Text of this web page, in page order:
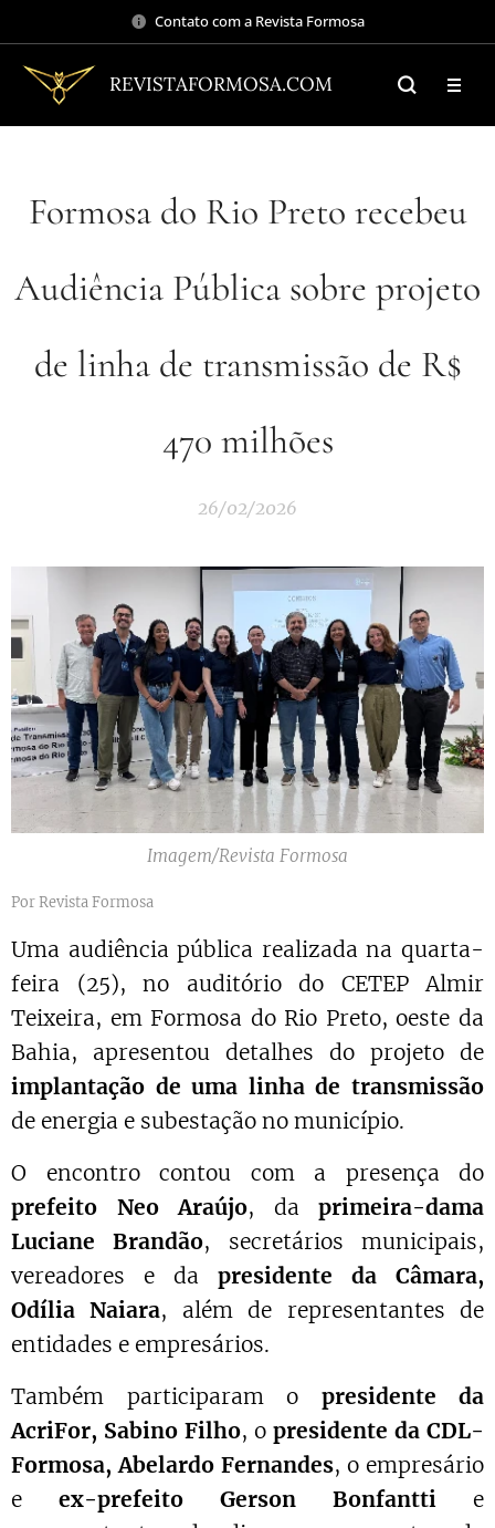
Contato com a Revista Formosa
REVISTAFORMOSA.COM
Formosa do Rio Preto recebeu
Audiência Pública sobre projeto
de linha de transmissão de R$
470 milhões
26/02/2026
Imagem/Revista Formosa
Por Revista Formosa
Uma audiência pública realizada na quarta-
feira (25), no auditório do CETEP Almir
Teixeira, em Formosa do Rio Preto, oeste da
Bahia, apresentou detalhes do projeto de
implantação de uma linha de transmissão
de energia e subestação no município.
O encontro contou com a presença do
prefeito Neo Araújo, da primeira-dama
Luciane Brandão, secretários municipais,
vereadores e da presidente da Câmara,
Odília Naiara, além de representantes de
entidades e empresários.
Também participaram o presidente da
AcriFor, Sabino Filho, o presidente da CDL-
Formosa, Abelardo Fernandes, o empresário
e ex-prefeito Gerson Bonfantti e